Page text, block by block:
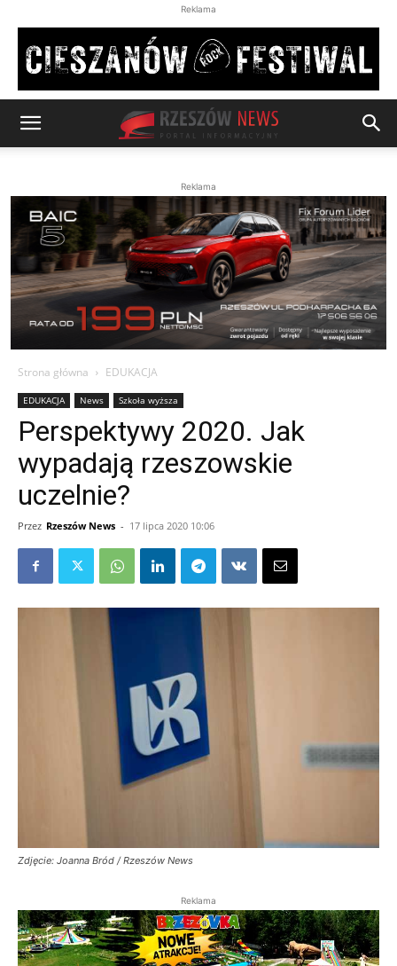
Reklama
Reklama
Strona główna EDUKACJA
EDUKACJA News Szkoła wyższa
Perspektywy 2020. Jak
wypadają rzeszowskie
uczelnie?
Przez Rzeszów News - 17 lipca 2020 10:06
Zdjęcie: Joanna Bród / Rzeszów News
Reklama